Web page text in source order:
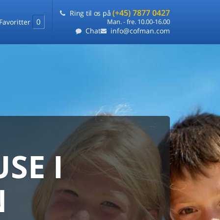
Favoritter 0
Ring til os på (+45) 7877 0427
Man. - fre. 10.00-16.00
Chat info@cofman.com
I
laveste pris
ét sted